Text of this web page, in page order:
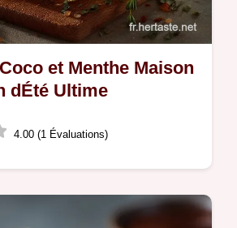
et Menthe Maison
dÉté Ultime
4.00 (1 Évaluations)
recette de limonade coco